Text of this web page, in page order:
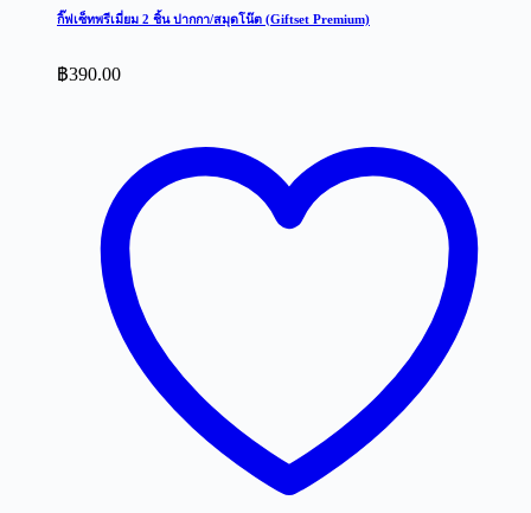
กิ๊ฟเซ็ทพรีเมี่ยม 2 ชิ้น ปากกา/สมุดโน๊ต (Giftset Premium)
฿390.00